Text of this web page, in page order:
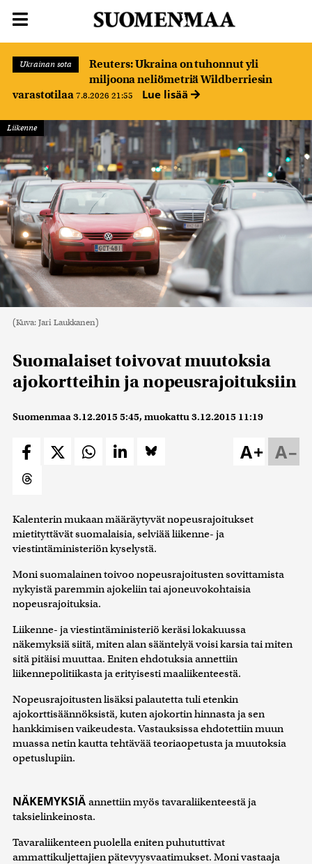
Ukrainan sota
Reuters: Ukraina on tuhonnut yli
miljoona neliömetriä Wildberriesin
varastotilaa 7.8.2026 21:55 Lue lisää
Liikenne
(Kuva: Jari Laukkanen)
Suomalaiset toivovat muutoksia
ajokortteihin ja nopeusrajoituksiin
Suomenmaa3.12.2015 5:45, muokattu3.12.2015 11:19
A–
A+
Kalenterin mukaan määräytyvät nopeusrajoitukset
mietityttävät suomalaisia, selviää liikenne- ja
viestintäministeriön kyselystä.
Moni suomalainen toivoo nopeusrajoitusten sovittamista
nykyistä paremmin ajokeliin tai ajoneuvokohtaisia
nopeusrajoituksia.
Liikenne- ja viestintäministeriö keräsi lokakuussa
näkemyksiä siitä, miten alan sääntelyä voisi karsia tai miten
sitä pitäisi muuttaa. Eniten ehdotuksia annettiin
liikennepolitiikasta ja erityisesti maaliikenteestä.
Nopeusrajoitusten lisäksi palautetta tuli etenkin
ajokorttisäännöksistä, kuten ajokortin hinnasta ja sen
hankkimisen vaikeudesta. Vastauksissa ehdotettiin muun
muassa netin kautta tehtävää teoriaopetusta ja muutoksia
opetuslupiin.
NÄKEMYKSIÄ annettiin myös tavaraliikenteestä ja
taksielinkeinosta.
Tavaraliikenteen puolella eniten puhututtivat
ammattikuljettajien pätevyysvaatimukset. Moni vastaaja